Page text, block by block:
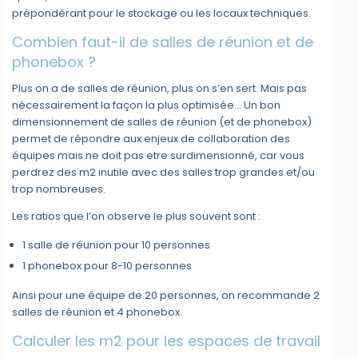
prépondérant pour le stockage ou les locaux techniques.
Combien faut-il de salles de réunion et de
phonebox ?
Plus on a de salles de réunion, plus on s’en sert. Mais pas
nécessairement la façon la plus optimisée… Un bon
dimensionnement de salles de réunion (et de phonebox)
permet de répondre aux enjeux de collaboration des
équipes mais ne doit pas etre surdimensionné, car vous
perdrez des m2 inutile avec des salles trop grandes et/ou
trop nombreuses.
Les ratios que l’on observe le plus souvent sont :
1 salle de réunion pour 10 personnes
1 phonebox pour 8-10 personnes
Ainsi pour une équipe de 20 personnes, on recommande 2
salles de réunion et 4 phonebox.
Calculer les m2 pour les espaces de travail